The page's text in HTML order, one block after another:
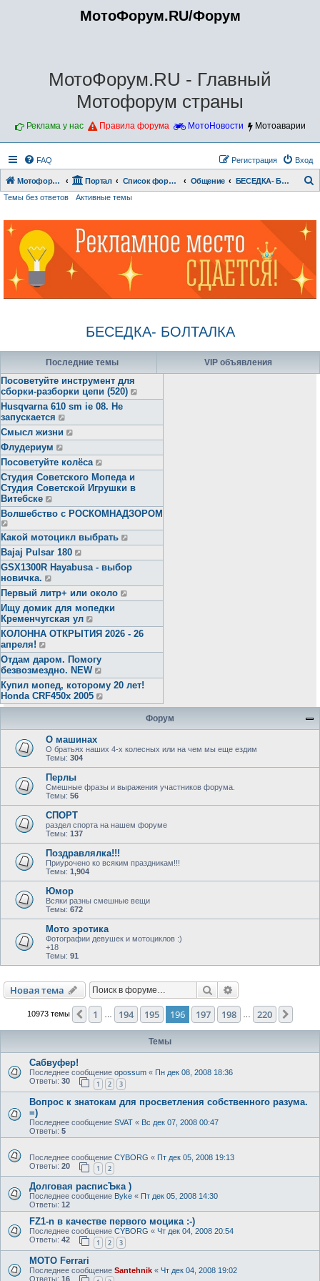
МотоФорум.RU/Форум
МотоФорум.RU - Главный
Мотофорум страны
Реклама у нас Правила форума МотоНовости Мотоаварии
FAQ Вход
Регистрация
Мотофорум.RU Портал Список форумов Общение БЕСЕДКА- БОЛТАЛКА
Темы без ответов Активные темы
БЕСЕДКА- БОЛТАЛКА
Последние темы
Посоветуйте инструмент для
сборки-разборки цепи (520)
Husqvarna 610 sm ie 08. Не
запускается
Смысл жизни
Флудериум
Посоветуйте колёса
Студия Советского Мопеда и
Студия Советской Игрушки в
Витебске
Волшебство с РОСКОМНАДЗОРОМ
Какой мотоцикл выбрать
Bajaj Pulsar 180
GSX1300R Hayabusa - выбор
новичка.
Первый литр+ или около
Ищу домик для мопедки
Кременчугская ул
КОЛОННА ОТКРЫТИЯ 2026 - 26
апреля!
Отдам даром. Помогу
безвозмездно. NEW
Купил мопед, которому 20 лет!
Honda CRF450x 2005
VIP объявления
Форум
О машинах
О братьях наших 4-х колесных или на чем мы еще ездим
Темы: 304
Перлы
Смешные фразы и выражения участников форума.
Темы: 56
СПОРТ
раздел спорта на нашем форуме
Темы: 137
Поздравлялка!!!
Приурочено ко всяким праздникам!!!
Темы: 1,904
Юмор
Всяки разны смешные вещи
Темы: 672
Мото эротика
Фотографии девушек и мотоциклов :)
+18
Темы: 91
Новая тема Поиск
10973 темы Пред.
1 194 195 196 197 198 220
Темы
Сабвуфер!
Последнее сообщение opossum « Пн дек 08, 2008 18:36
Ответы: 30 1 2 3
Вопрос к знатокам для просветления собственного разума.
=)
Последнее сообщение SVAT « Вс дек 07, 2008 00:47
Ответы: 5
Последнее сообщение CYBORG « Пт дек 05, 2008 19:13
Ответы: 20 1 2
Долговая расписЪка )
Последнее сообщение Byke « Пт дек 05, 2008 14:30
Ответы: 12
FZ1-n в качестве первого моцика :-)
Последнее сообщение CYBORG « Чт дек 04, 2008 20:54
Ответы: 42 1 2 3
MOTO Ferrari
Последнее сообщение Santehnik « Чт дек 04, 2008 19:02
Ответы: 16